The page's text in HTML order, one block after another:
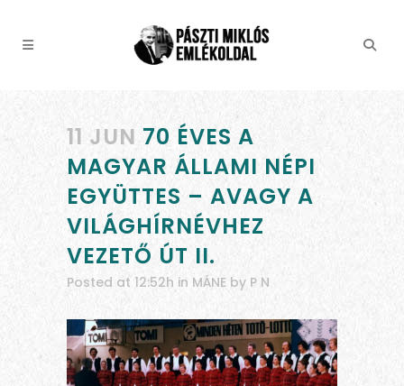
11 JUN 70 ÉVES A
MAGYAR ÁLLAMI NÉPI
EGYÜTTES – AVAGY A
VILÁGHÍRNÉVHEZ
VEZETŐ ÚT II.
Posted at 12:52h in MÁNE by P N